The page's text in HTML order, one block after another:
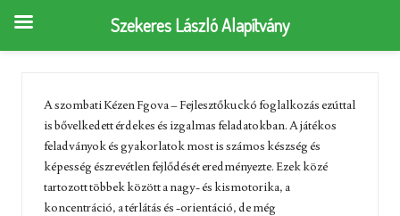
A szombati Kézen Fgova – Fejlesztőkuckó foglalkozás ezúttal
is bővelkedett érdekes és izgalmas feladatokban. A játékos
feladványok és gyakorlatok most is számos készség és
képesség észrevétlen fejlődését eredményezte. Ezek közé
tartozott többek között a nagy- és kismotorika, a
koncentráció, a térlátás és -orientáció, de még
Szekeres László Alapítvány